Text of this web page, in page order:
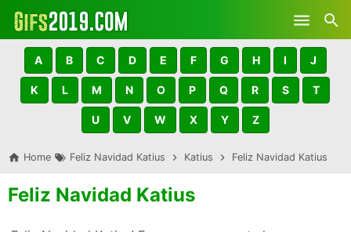
Skip to main content
A B C D E F G H I J
K L M N O P Q R S T
U V W X Y Z
Home Feliz Navidad Katius Katius Feliz Navidad Katius
Feliz Navidad Katius